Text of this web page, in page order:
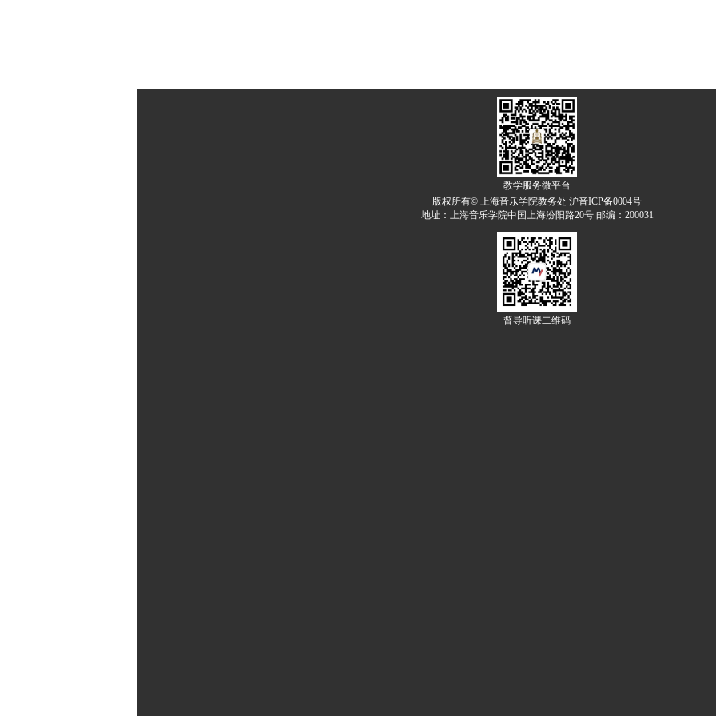
教学服务微平台
版权所有© 上海音乐学院教务处 沪音ICP备0004号
地址：上海音乐学院中国上海汾阳路20号 邮编：200031
督导听课二维码